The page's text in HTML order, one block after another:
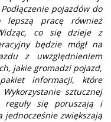
pojazdów do
pracę również
co się dzieje z
będzie mógł na
z uwzględnieniem
jakie gromadzi pojazd,
informacji, które
sztucznej
się poruszają i
zwiększają